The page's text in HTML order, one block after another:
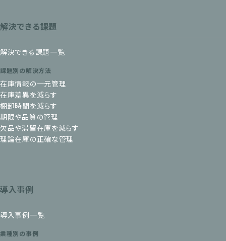
解決できる課題
解決できる課題一覧
課題別の解決方法
在庫情報の一元管理
在庫差異を減らす
棚卸時間を減らす
期限や品質の管理
欠品や滞留在庫を減らす
理論在庫の正確な管理
導入事例
導入事例一覧
業種別の事例